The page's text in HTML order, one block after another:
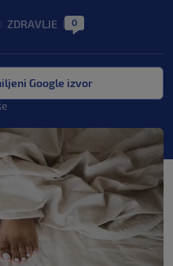
ZDRAVLJE 0
Google izvor